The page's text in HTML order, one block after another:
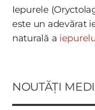
Iepurele
este un adevărat
naturală a
NOUTĂȚI